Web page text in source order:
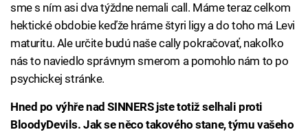
sme s ním asi dva týždne nemali call. Máme teraz celkom
hektické obdobie keďže hráme štyri ligy a do toho má Levi
maturitu. Ale určite budú naše cally pokračovať, nakoľko
nás to naviedlo správnym smerom a pomohlo nám to po
psychickej stránke.
Hned po výhře nad SINNERS jste totiž selhali proti
BloodyDevils. Jak se něco takového stane, týmu vašeho